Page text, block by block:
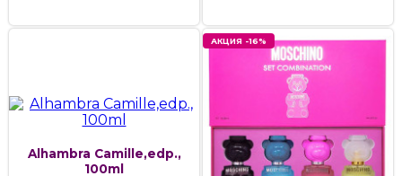
Alhambra Camille,edp.,
100ml
АКЦИЯ -16%